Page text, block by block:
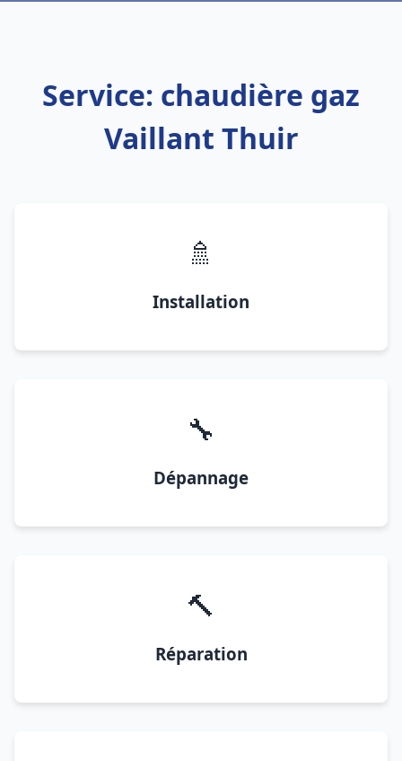
Service: chaudière gaz
Vaillant Thuir
🚿
Installation
🔧
Dépannage
🔨
Réparation